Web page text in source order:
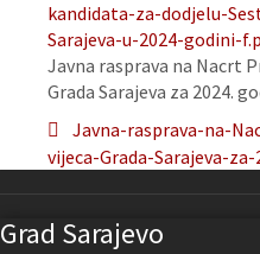
kandidata-za-dodjelu-
Sarajeva-u-2024-godini-
Javna rasprava na Nacrt
Grada Sarajeva za 2024.
Javna-rasprava-na-
vijeca-Grada-Sarajeva-
Grad Sarajevo